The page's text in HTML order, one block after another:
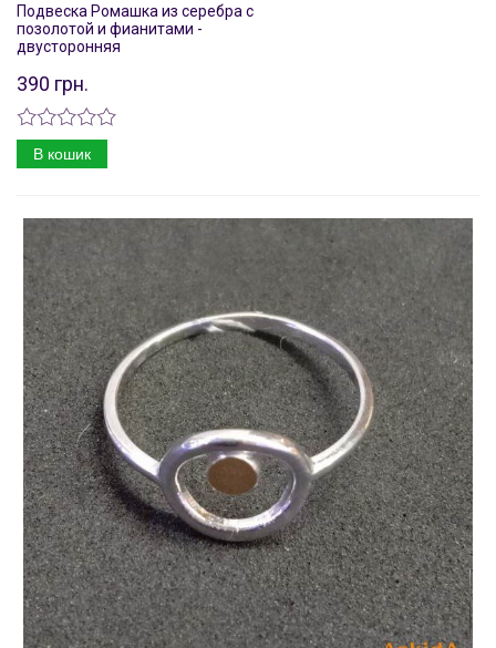
Подвеска Ромашка из серебра с
позолотой и фианитами -
двусторонняя
390 грн.
В кошик